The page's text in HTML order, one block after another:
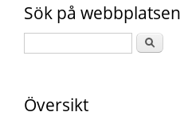
Sök på webbplatsen
Översikt